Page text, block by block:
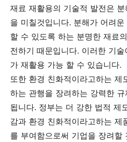
재료 재활용의 기술적 발전은
을 미칠것입니다. 분해가 어려
할 수 있도록 하는 분명한 재료
전하기 때문입니다. 이러한 기
가 재활용 가능 할 수 있습니다.
또한 환경 친화적이라고하는 제
하는 관행을 장려하는 강력한
됩니다. 정부는 더 강한 법적 제
감과 환경 친화적이라고하는 제
를 부여함으로써 기업을 장려할